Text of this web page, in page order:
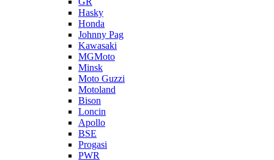
Hasky
Honda
Johnny Pag
Kawasaki
MGMoto
Minsk
Moto Guzzi
Motoland
Bison
Loncin
Apollo
BSE
Progasi
PWR